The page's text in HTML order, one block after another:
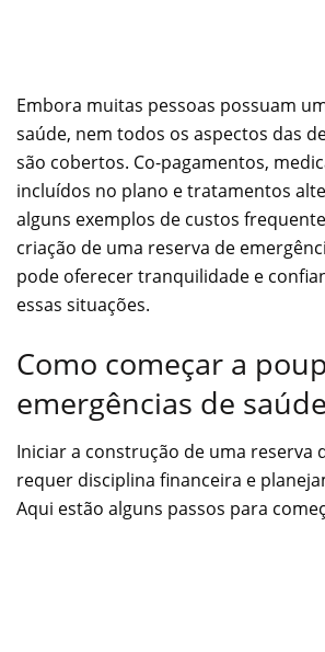
Embora muitas pessoas possuam
saúde, nem todos os aspectos das
são cobertos. Co-pagamentos,
incluídos no plano e tratamentos
alguns exemplos de custos
criação de uma reserva de
pode oferecer tranquilidade e
essas situações.
Como começar a
emergências de
Iniciar a construção de uma reserva
requer disciplina financeira e
Aqui estão alguns passos para